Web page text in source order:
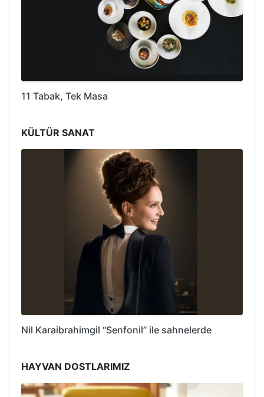
11 Tabak, Tek Masa
KÜLTÜR SANAT
Nil Karaibrahimgil “Senfonil” ile sahnelerde
HAYVAN DOSTLARIMIZ